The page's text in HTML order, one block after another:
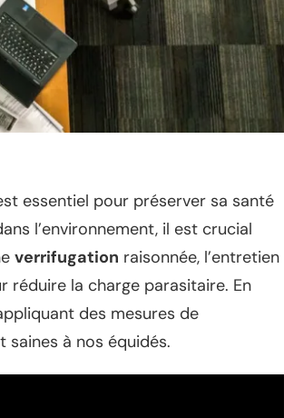
essentiel pour préserver sa santé
l’environnement, il est crucial
verrifugation raisonnée, l’entretien
la charge parasitaire. En
des mesures de
à nos équidés.